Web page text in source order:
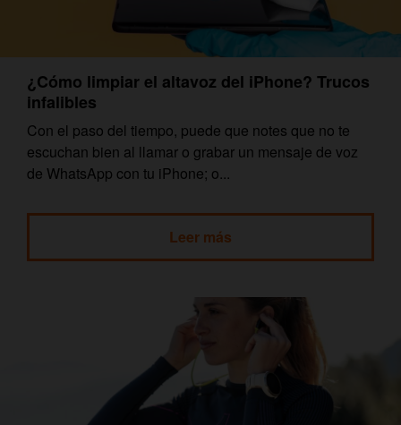
¿Cómo limpiar el altavoz del iPhone? Trucos
infalibles
Con el paso del tiempo, puede que notes que no te
escuchan bien al llamar o grabar un mensaje de voz
de WhatsApp con tu iPhone; o...
Leer más